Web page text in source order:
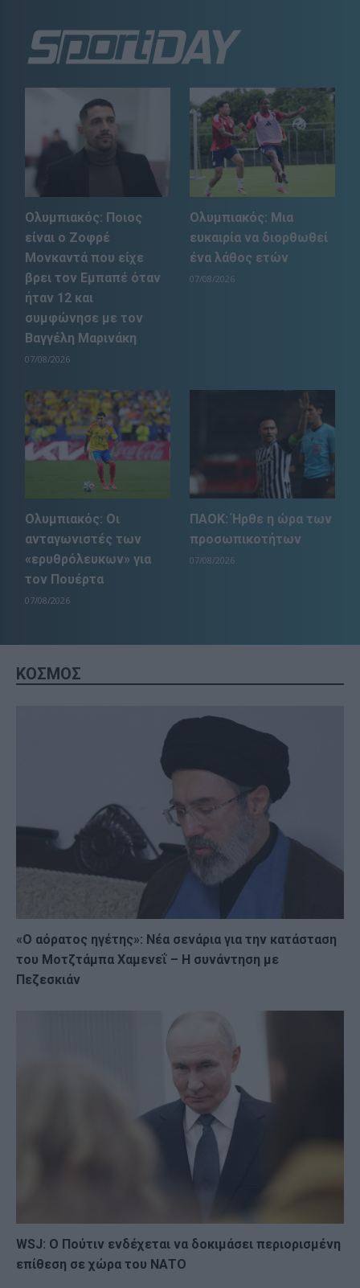
Ολυμπιακός: Ποιος
είναι ο Ζοφρέ
Μονκαντά που είχε
βρει τον Εμπαπέ όταν
ήταν 12 και
συμφώνησε με τον
Βαγγέλη Μαρινάκη
07/08/2026
Ολυμπιακός: Μια
ευκαιρία να διορθωθεί
ένα λάθος ετών
07/08/2026
Ολυμπιακός: Οι
ανταγωνιστές των
«ερυθρόλευκων» για
τον Πουέρτα
07/08/2026
ΠΑΟΚ: Ήρθε η ώρα των
προσωπικοτήτων
07/08/2026
ΚΟΣΜΟΣ
«Ο αόρατος ηγέτης»: Νέα σενάρια για την κατάσταση
του Μοτζτάμπα Χαμενεΐ – Η συνάντηση με
Πεζεσκιάν
WSJ: Ο Πούτιν ενδέχεται να δοκιμάσει περιορισμένη
επίθεση σε χώρα του ΝΑΤΟ